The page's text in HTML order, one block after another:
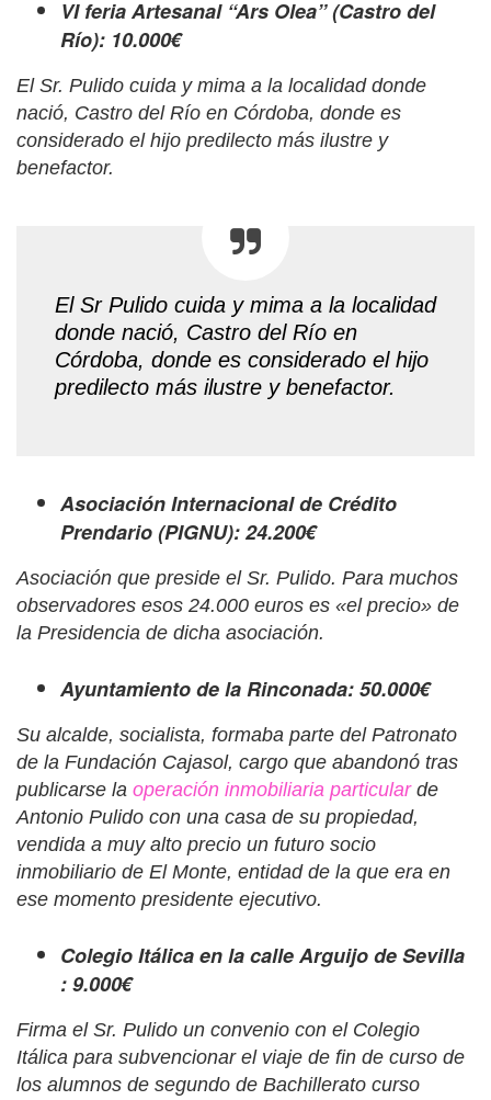
VI feria Artesanal “Ars Olea” (Castro del
Río): 10.000€
El Sr. Pulido cuida y mima a la localidad donde
nació, Castro del Río en Córdoba, donde es
considerado el hijo predilecto más ilustre y
benefactor.
El Sr Pulido cuida y mima a la localidad
donde nació, Castro del Río en
Córdoba, donde es considerado el hijo
predilecto más ilustre y benefactor.
Asociación Internacional de Crédito
Prendario (PIGNU): 24.200€
Asociación que preside el Sr. Pulido. Para muchos
observadores esos 24.000 euros es «el precio» de
la Presidencia de dicha asociación.
Ayuntamiento de la Rinconada: 50.000€
Su alcalde, socialista, formaba parte del Patronato
de la Fundación Cajasol, cargo que abandonó tras
publicarse la operación inmobiliaria particularde
Antonio Pulido con una casa de su propiedad,
vendida a muy alto precio un futuro socio
inmobiliario de El Monte, entidad de la que era en
ese momento presidente ejecutivo.
Colegio Itálica en la calle Arguijo de Sevilla
: 9.000€
Firma el Sr. Pulido un convenio con el Colegio
Itálica para subvencionar el viaje de fin de curso de
los alumnos de segundo de Bachillerato curso